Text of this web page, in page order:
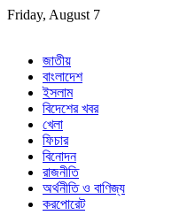
Skip
Friday, August 7
জাতীয়
বাংলাদেশ
ইসলাম
বিদেশের খবর
খেলা
ফিচার
বিনোদন
রাজনীতি
অর্থনীতি ও বাণিজ্য
করপোরেট